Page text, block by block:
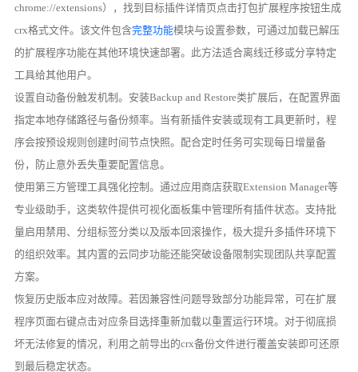
chrome://extensions），找到目标插件详情页点击打包扩展程序按钮生成
crx格式文件。该文件包含完整功能模块与设置参数，可通过加载已解压
的扩展程序功能在其他环境快速部署。此方法适合离线迁移或分享特定
工具给其他用户。
设置自动备份触发机制。安装Backup and Restore类扩展后，在配置界面
指定本地存储路径与备份频率。当有新插件安装或现有工具更新时，程
序会按预设规则创建时间节点快照。配合定时任务可实现每日增量备
份，防止意外丢失重要配置信息。
使用第三方管理工具强化控制。通过应用商店获取Extension Manager等
专业级助手，这类软件提供可视化面板集中管理所有插件状态。支持批
量启用禁用、分组标签分类以及版本回滚操作，极大提升多插件环境下
的组织效率。其内置的云同步功能还能突破设备限制实现团队共享配置
方案。
恢复历史版本应对故障。若因兼容性问题导致部分功能异常，可在扩展
程序页面右键点击对应条目选择重新加载以重置运行环境。对于彻底损
坏无法修复的情况，利用之前导出的crx备份文件进行覆盖安装即可还原
到最后稳定状态。